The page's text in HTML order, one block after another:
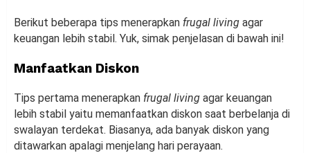
Berikut beberapa tips menerapkan frugal living agar
keuangan lebih stabil. Yuk, simak penjelasan di bawah ini!
Manfaatkan Diskon
Tips pertama menerapkan frugal living agar keuangan
lebih stabil yaitu memanfaatkan diskon saat berbelanja di
swalayan terdekat. Biasanya, ada banyak diskon yang
ditawarkan apalagi menjelang hari perayaan.